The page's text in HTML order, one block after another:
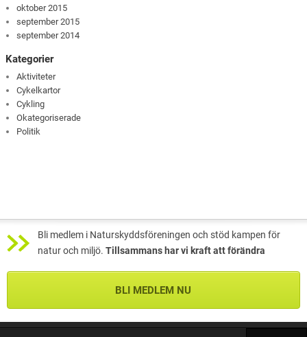
oktober 2015
september 2015
september 2014
Kategorier
Aktiviteter
Cykelkartor
Cykling
Okategoriserade
Politik
Bli medlem i Naturskyddsföreningen och stöd kampen för
natur och miljö. Tillsammans har vi kraft att förändra
BLI MEDLEM NU